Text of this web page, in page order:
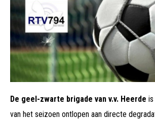
De geel-zwarte brigade van v.v. Heerde
van het seizoen ontlopen aan directe